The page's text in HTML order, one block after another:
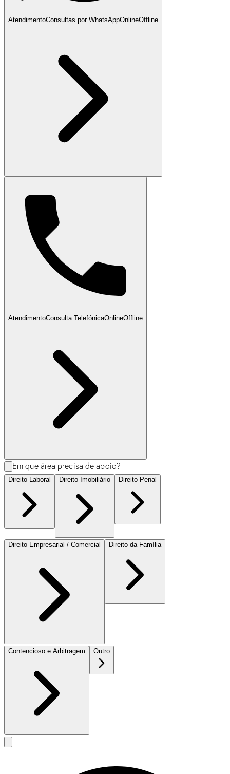
AtendimentoConsultas por WhatsAppOnlineOffline
AtendimentoConsulta TelefónicaOnlineOffline
Em que área precisa de apoio?
Direito Laboral Direito Imobiliário Direito Penal
Direito Empresarial / Comercial Direito da Família
Contencioso e Arbitragem Outro